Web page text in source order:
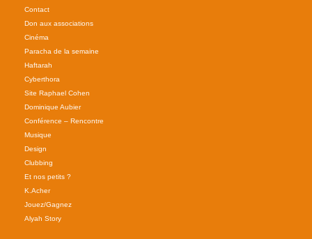
Contact
Don aux associations
Cinéma
Paracha de la semaine
Haftarah
Cyberthora
Site Raphael Cohen
Dominique Aubier
Conférence – Rencontre
Musique
Design
Clubbing
Et nos petits ?
K.Acher
Jouez/Gagnez
Alyah Story